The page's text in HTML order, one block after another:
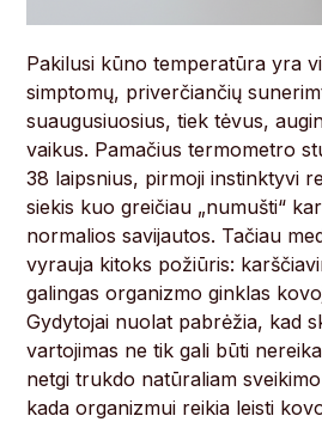
Pakilusi kūno temperatūra yra
simptomų, priverčiančių
suaugusiuosius, tiek tėvus,
vaikus. Pamačius termometro
38 laipsnius, pirmoji instinktyvi
siekis kuo greičiau „numušti“
normalios savijautos. Tačiau
vyrauja kitoks požiūris:
galingas organizmo ginklas
Gydytojai nuolat pabrėžia, kad
vartojimas ne tik gali būti
netgi trukdo natūraliam
kada organizmui reikia leisti